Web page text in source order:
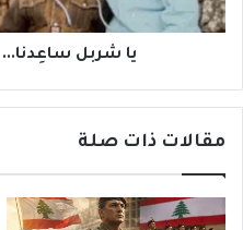
يا شربل
مقالات ذات صلة